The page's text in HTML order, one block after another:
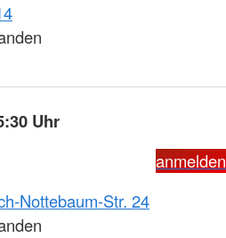
Uhr
anmelden
Nottebaum-Str. 24